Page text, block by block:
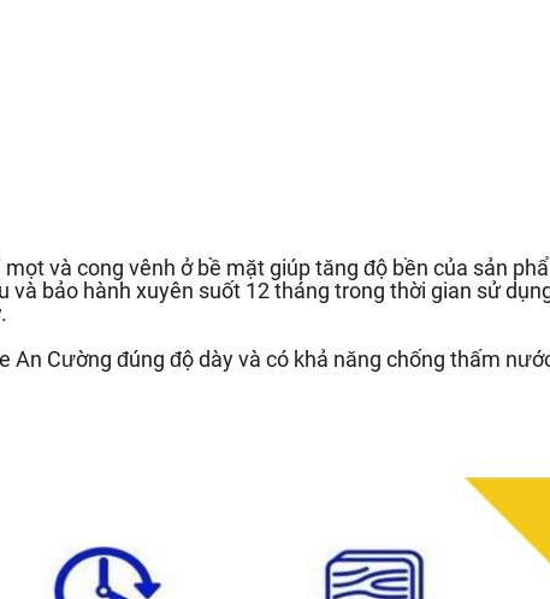
và cong vênh ở bề mặt giúp tăng độ bền của sản
bảo hành xuyên suốt 12 tháng trong thời gian sử
Cường đúng độ dày và có khả năng chống thấm